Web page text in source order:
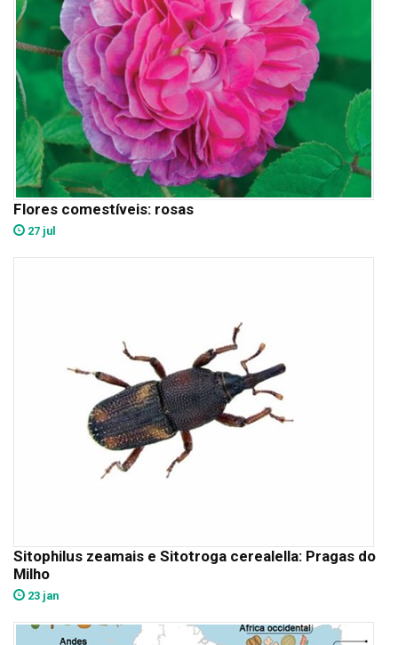
Flores comestíveis: rosas
27 jul
Sitophilus zeamais e Sitotroga cerealella: Pragas do
Milho
23 jan